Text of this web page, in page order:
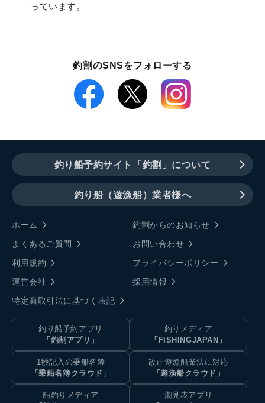
っています。
釣割のSNSをフォローする
釣り船予約サイト「釣割」について
釣り船（遊漁船）業者様へ
ホーム
釣割からのお知らせ
よくあるご質問
お問い合わせ
利用規約
プライバシーポリシー
運営会社
採用情報
特定商取引法に基づく表記
釣り船予約アプリ
「釣割アプリ」
釣りメディア
「FISHINGJAPAN」
1秒記入の乗船名簿
「乗船名簿クラウド」
改正遊漁船業法に対応
「遊漁船クラウド」
船釣りメディア
潮見表アプリ